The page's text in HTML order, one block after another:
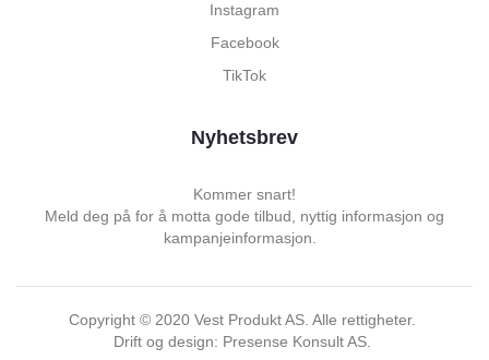
Instagram
Facebook
TikTok
Nyhetsbrev
Kommer snart!
Meld deg på for å motta gode tilbud, nyttig informasjon og
kampanjeinformasjon.
Copyright © 2020 Vest Produkt AS. Alle rettigheter.
Drift og design: Presense Konsult AS.